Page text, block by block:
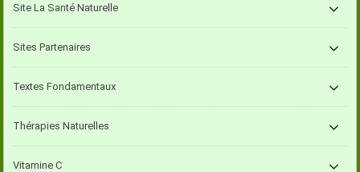
Site La Santé Naturelle
Sites Partenaires
Textes Fondamentaux
Thérapies Naturelles
Vitamine C